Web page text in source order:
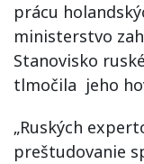
prácu
ministerstvo
Stanovisko
tlmočila jeho
„Ruských
preštudovanie